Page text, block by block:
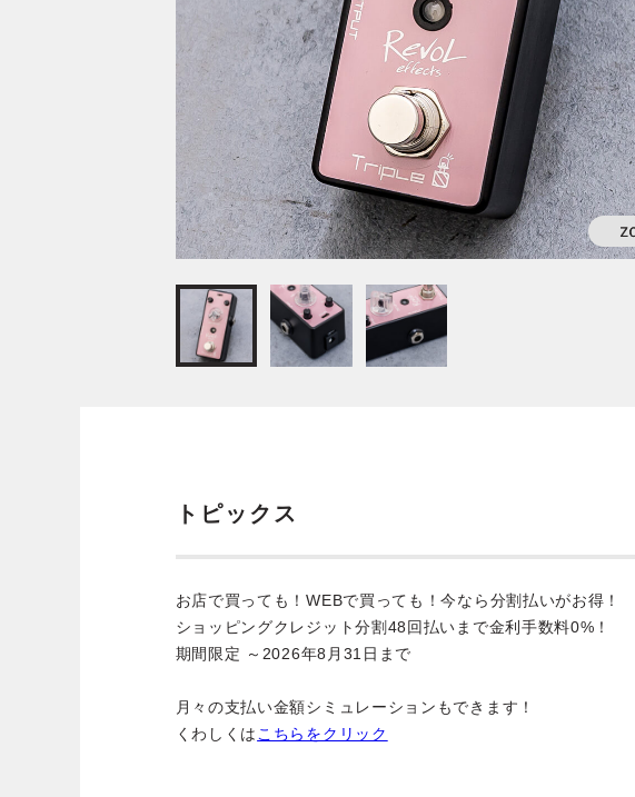
トピックス
お店で買っても！WEBで買っても！今なら分割払いがお得！
ショッピングクレジット分割48回払いまで金利手数料0%！
期間限定 ～2026年8月31日まで
月々の支払い金額シミュレーションもできます！
くわしくは こちらをクリック